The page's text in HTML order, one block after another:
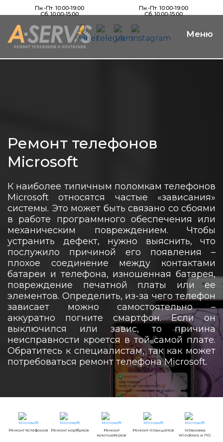
Пн.-Пт. 10:00-19:00
Сб. 10:00-15:00
Пн.-Пт. 10:00-19:00
Сб. 10:00-15:00
Ремонт телефонов
Microsoft
К наиболее типичным поломкам телефонов
Microsoft относятся частые «зависания»
системы. Это может быть связано со сбоями
в работе программного обеспечения или
механическим повреждением. Чтобы
устранить дефект, нужно выяснить, что
послужило причиной его появления –
плохое соединение между контактами
батареи и телефона, изношенная батарея,
повреждение печатной платы или ее
элементов. Определить, из-за чего телефон
зависает можно самостоятельно –
аккуратно погните смартфон. Если он
выключился или завис, то причина
неисправности кроется в той самой плате.
Обратитесь к специалистам, так как может
потребоваться ремонт телефона Microsoft.
Ремонт телефонов Ремонт ноутбуков
Ремонт
компьютеров
Ремонт планшетов
Установка
Windows и ПО